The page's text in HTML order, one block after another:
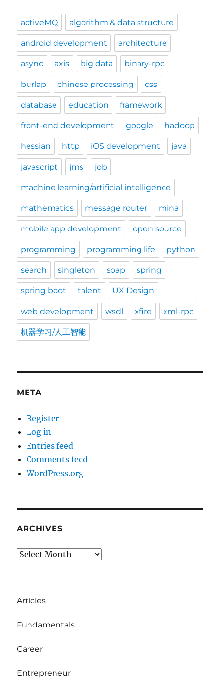
activeMQ algorithm & data structure
android development architecture
async axis big data binary-rpc
burlap chinese processing css
database education framework
front-end development google hadoop
hessian http iOS development java
javascript jms job
machine learning/artificial intelligence
mathematics message router mina
mobile app development open source
programming programming life python
search singleton soap spring
spring boot talent UX Design
web development wsdl xfire xml-rpc
机器学习/人工智能
META
Register
Log in
Entries feed
Comments feed
WordPress.org
ARCHIVES
Archives
Articles
Fundamentals
Career
Entrepreneur